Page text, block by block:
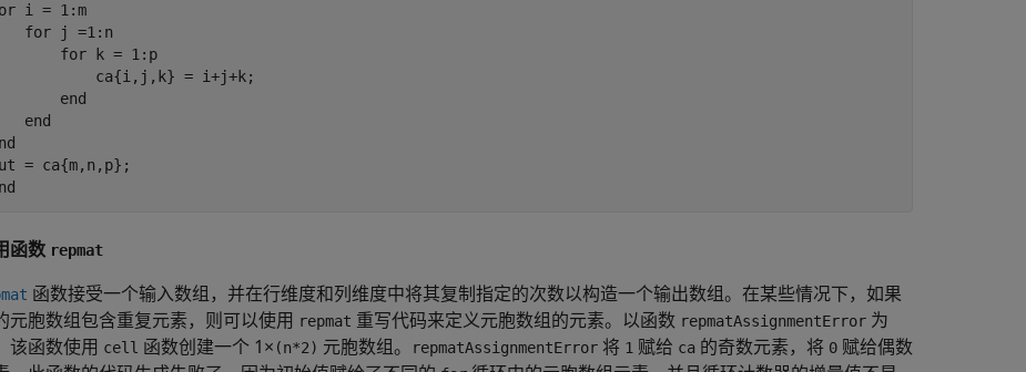
i = 1:m
for j =1:n
for k = 1:p
ca{i,j,k} = i+j+k;
end
end
函数 repmat
函数接受一个输入数组，并在行维度和列维度中将其复制指定的次数以构造一个输出数组。在某些情况下，如果
元胞数组包含重复元素，则可以使用 repmat 重写代码来定义元胞数组的元素。以函数 repmatAssignmentError 为
该函数使用 cell 函数创建一个 1× (n*2) 元胞数组。 repmatAssignmentError 将 1 赋给 ca 的奇数元素，将 0 赋给偶数